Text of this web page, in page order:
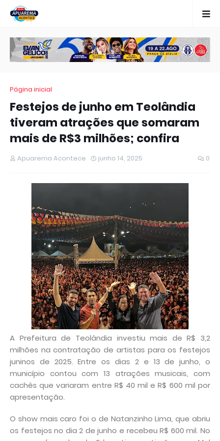
Página inicial
Festejos de junho em Teolândia
tiveram atrações que somaram
mais de R$3 milhões; confira
Apuarema Acontece junho 14, 2025 0
A Prefeitura de Teolândia investiu mais de R$ 3,2
milhões na contratação de artistas para os festejos
juninos de 2025. Entre os dias 2 e 13 de junho, o
município contou com 13 atrações musicais, com
cachês que variaram entre R$ 40 mil e R$ 600 mil por
apresentação.
O show mais caro foi o de Natanzinho Lima, que abriu
os festejos no dia 2 de junho e recebeu R$ 600 mil. No